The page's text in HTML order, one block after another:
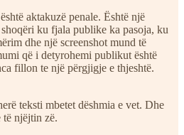
aktakuzë penale. Është një
ku fjala publike ka pasoja, ku
dhe një screenshot mund të
që i detyrohemi publikut është
fillon te një përgjigje e thjeshtë.
teksti mbetet dëshmia e vet. Dhe
të njëjtin zë.